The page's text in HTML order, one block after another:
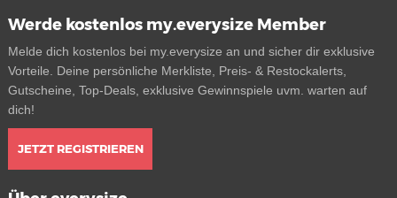
Werde kostenlos my.everysize Member
Melde dich kostenlos bei my.everysize an und sicher dir exklusive
Vorteile. Deine persönliche Merkliste, Preis- & Restockalerts,
Gutscheine, Top-Deals, exklusive Gewinnspiele uvm. warten auf
dich!
JETZT REGISTRIEREN